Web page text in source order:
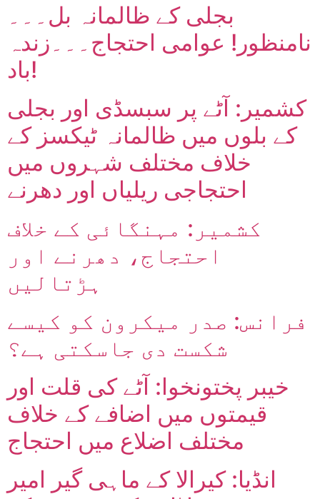
بجلی کے ظالمانہ بل۔۔۔
نامنظور! عوامی احتجاج۔۔۔زندہ
باد!
کشمیر: آٹے پر سبسڈی اور بجلی
کے بلوں میں ظالمانہ ٹیکسز کے
خلاف مختلف شہروں میں
احتجاجی ریلیاں اور دھرنے
کشمیر: مہنگائی کے خلاف
احتجاج، دھرنے اور
ہڑتالیں
فرانس: صدر میکرون کو کیسے
شکست دی جاسکتی ہے؟
خیبر پختونخوا: آٹے کی قلت اور
قیمتوں میں اضافے کے خلاف
مختلف اضلاع میں احتجاج
انڈیا: کیرالا کے ماہی گیر امیر